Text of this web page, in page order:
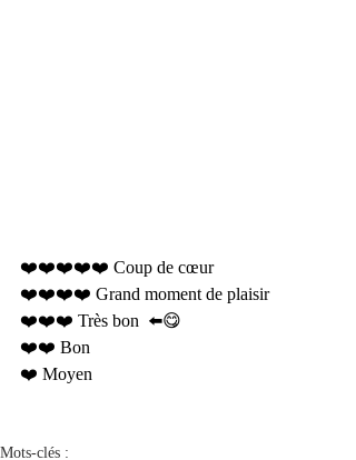
❤️❤️❤️❤️❤️ Coup de cœur
❤️❤️❤️❤️ Grand moment de plaisir
❤️❤️❤️ Très bon  ⬅️😋
❤️❤️ Bon
❤️ Moyen
Mots-clés :